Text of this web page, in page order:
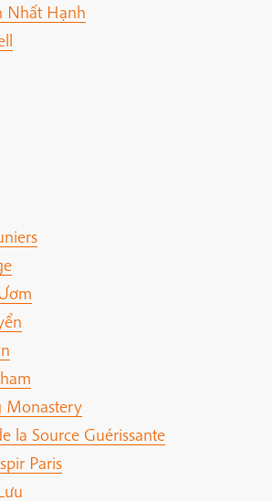
Nhất Hạnh
Monastery
la Source Guérissante
Paris